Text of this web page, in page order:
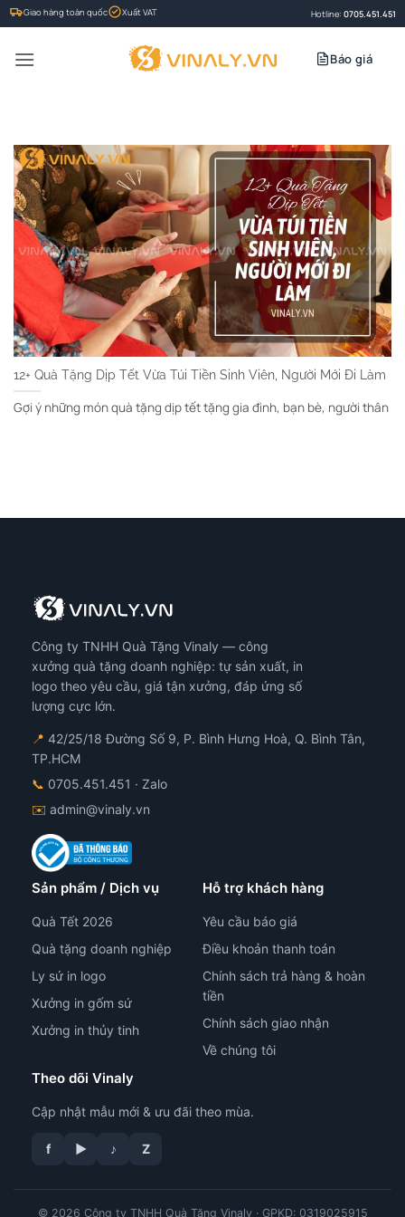
Bỏ
qua
nội
Giao hàng toàn quốc Xuất VAT Hotline: 0705.451.451
Báo giá
12+ Quà Tặng Dịp Tết Vừa Túi Tiền Sinh Viên, Người Mới Đi Làm
Gợi ý những món quà tặng dịp tết tặng gia đình, bạn bè, người thân
Công ty TNHH Quà Tặng Vinaly — công
xưởng quà tặng doanh nghiệp: tự sản xuất, in
logo theo yêu cầu, giá tận xưởng, đáp ứng số
lượng cực lớn.
📍 42/25/18 Đường Số 9, P. Bình Hưng Hoà, Q. Bình Tân,
TP.HCM
📞 0705.451.451 · Zalo
✉️ admin@vinaly.vn
Sản phẩm / Dịch vụ
Quà Tết 2026
Quà tặng doanh nghiệp
Ly sứ in logo
Xưởng in gốm sứ
Xưởng in thủy tinh
Hỗ trợ khách hàng
Yêu cầu báo giá
Điều khoản thanh toán
Chính sách trả hàng & hoàn
tiền
Chính sách giao nhận
Về chúng tôi
Theo dõi Vinaly
Cập nhật mẫu mới & ưu đãi theo mùa.
f ▶ ♪ Z
© 2026 Công ty TNHH Quà Tặng Vinaly · GPKD: 0319025915